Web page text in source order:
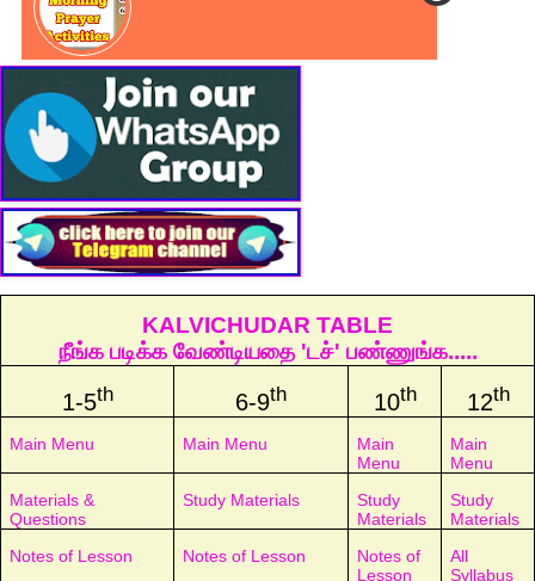
KALVICHUDAR TABLE
நீங்க படிக்க வேண்டியதை 'டச்' பண்ணுங்க.....
1-5th 6-9th 10th 12th
Main Menu Main Menu
Main
Menu
Main
Menu
Materials &
Questions
Study Materials
Study
Materials
Study
Materials
Notes of Lesson
Notes of Lesson
Notes of
Lesson
All
Syllabus